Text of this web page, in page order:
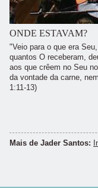
ONDE ESTAVAM?
"Veio para o que era
quantos O receberam,
aos que crêem no Seu
da vontade da carne,
1:11-13)
Mais de Jader Santos: